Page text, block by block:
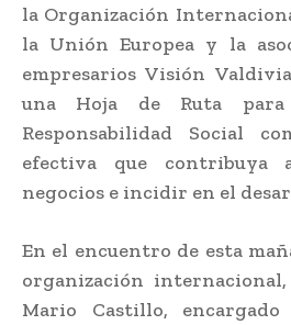
la Organización
la Unión Europea y la
empresarios Visión
una Hoja de Ruta
Responsabilidad Social
efectiva que contribuya
negocios e incidir en el
En el encuentro de esta
organización
Mario Castillo,